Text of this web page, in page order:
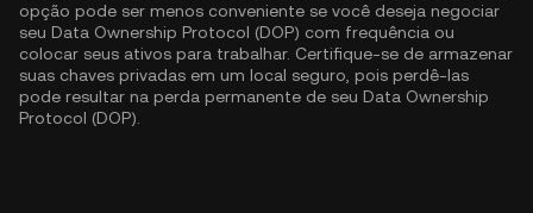
opção pode ser menos conveniente se você deseja negociar
seu Data Ownership Protocol (DOP) com frequência ou
colocar seus ativos para trabalhar. Certifique-se de armazenar
suas chaves privadas em um local seguro, pois perdê-las
pode resultar na perda permanente de seu Data Ownership
Protocol (DOP).